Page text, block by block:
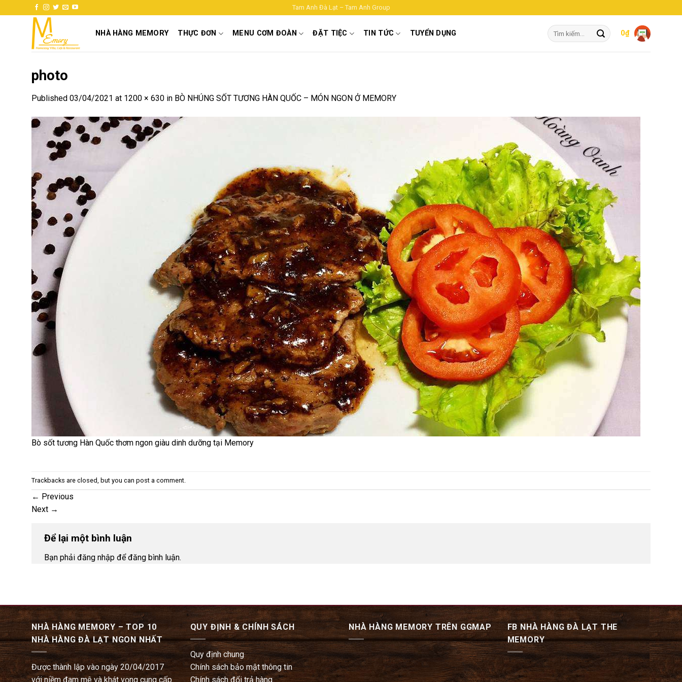
to
Tam Anh Đà Lạt – Tam Anh Group
NHÀ HÀNG MEMORY THỰC ĐƠN MENU CƠM ĐOÀN ĐẶT TIỆC TIN TỨC TUYỂN DỤNG
Tìm
kiếm:
0₫
photo
Published 03/04/2021 at 1200 × 630 in BÒ NHÚNG SỐT TƯƠNG HÀN QUỐC – MÓN NGON Ở MEMORY
Bò sốt tương Hàn Quốc thơm ngon giàu dinh dưỡng tại Memory
Trackbacks are closed, but you can post a comment
← Previous
Next →
Để lại một bình luận
Bạn phải đăng nhập để đăng bình luận.
NHÀ HÀNG MEMORY – TOP 10
NHÀ HÀNG ĐÀ LẠT NGON NHẤT
Được thành lập vào ngày 20/04/2017
với niềm đam mê và khát vọng cung cấp
QUY ĐỊNH & CHÍNH SÁCH
Quy định chung
Chính sách bảo mật thông tin
Chính sách đổi trả hàng
NHÀ HÀNG MEMORY TRÊN GGMAP
FB NHÀ HÀNG ĐÀ LẠT THE
MEMORY